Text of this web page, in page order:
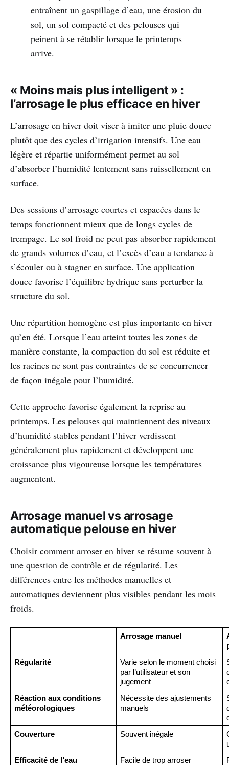
entraînent un gaspillage d’eau, une érosion du
sol, un sol compacté et des pelouses qui
peinent à se rétablir lorsque le printemps
arrive.
« Moins mais plus intelligent » :
l’arrosage le plus efficace en hiver
L’arrosage en hiver doit viser à imiter une pluie douce
plutôt que des cycles d’irrigation intensifs. Une eau
légère et répartie uniformément permet au sol
d’absorber l’humidité lentement sans ruissellement en
surface.
Des sessions d’arrosage courtes et espacées dans le
temps fonctionnent mieux que de longs cycles de
trempage. Le sol froid ne peut pas absorber rapidement
de grands volumes d’eau, et l’excès d’eau a tendance à
s’écouler ou à stagner en surface. Une application
douce favorise l’équilibre hydrique sans perturber la
structure du sol.
Une répartition homogène est plus importante en hiver
qu’en été. Lorsque l’eau atteint toutes les zones de
manière constante, la compaction du sol est réduite et
les racines ne sont pas contraintes de se concurrencer
de façon inégale pour l’humidité.
Cette approche favorise également la reprise au
printemps. Les pelouses qui maintiennent des niveaux
d’humidité stables pendant l’hiver verdissent
généralement plus rapidement et développent une
croissance plus vigoureuse lorsque les températures
augmentent.
Arrosage manuel vs arrosage
automatique pelouse en hiver
Choisir comment arroser en hiver se résume souvent à
une question de contrôle et de régularité. Les
différences entre les méthodes manuelles et
automatiques deviennent plus visibles pendant les mois
froids.
Arrosage manuel
Régularité
Varie selon le moment choisi
par l’utilisateur et son
jugement
Réaction aux conditions
météorologiques
Nécessite des ajustements
manuels
Couverture
Souvent inégale
Efficacité de l’eau
Facile de trop arroser